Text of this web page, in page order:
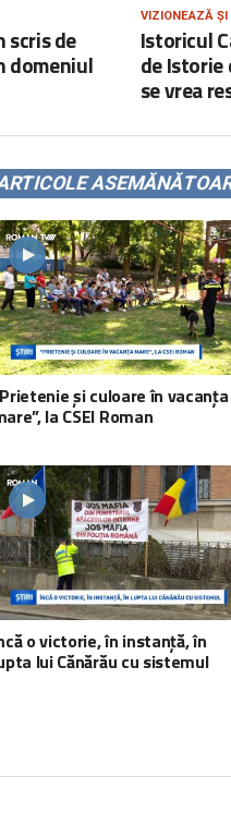
VIZIONEAZĂ ȘI
Istoricul
de Istorie
se vrea
scris de
domeniul
și culoare în vacanța
la CSEI Roman
o victorie, în instanță, în
lui Cănărău cu sistemul